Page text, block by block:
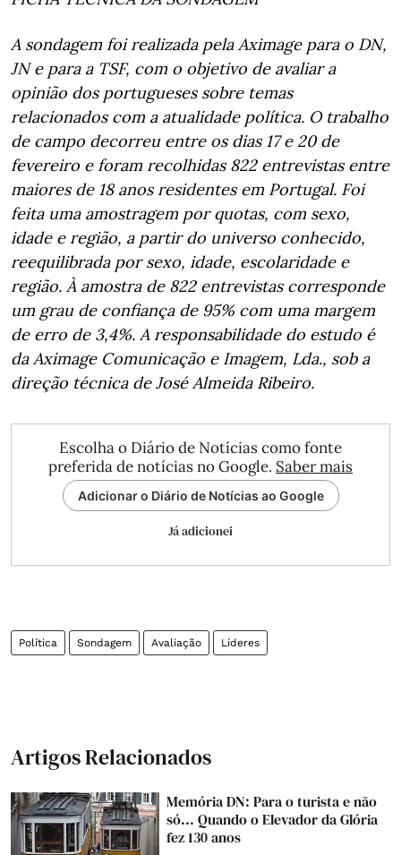
A sondagem foi realizada pela Aximage para o DN,
JN e para a TSF, com o objetivo de avaliar a
opinião dos portugueses sobre temas
relacionados com a atualidade política. O trabalho
de campo decorreu entre os dias 17 e 20 de
fevereiro e foram recolhidas 822 entrevistas entre
maiores de 18 anos residentes em Portugal. Foi
feita uma amostragem por quotas, com sexo,
idade e região, a partir do universo conhecido,
reequilibrada por sexo, idade, escolaridade e
região. À amostra de 822 entrevistas corresponde
um grau de confiança de 95% com uma margem
de erro de 3,4%. A responsabilidade do estudo é
da Aximage Comunicação e Imagem, Lda., sob a
direção técnica de José Almeida Ribeiro.
Escolha o Diário de Notícias como fonte
preferida de notícias no Google. Saber mais
Adicionar o Diário de Notícias ao Google
Já adicionei
Política Sondagem Avaliação Líderes
Artigos Relacionados
Memória DN: Para o turista e não
só... Quando o Elevador da Glória
fez 130 anos